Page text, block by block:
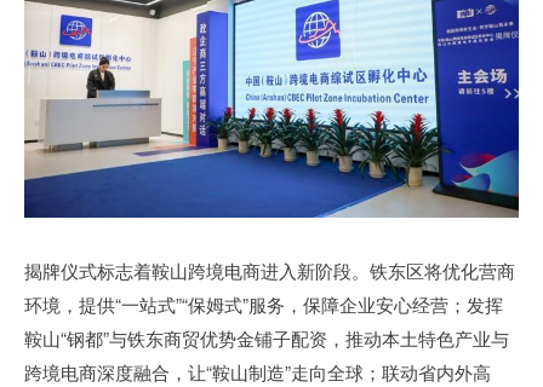
揭牌仪式标志着鞍山跨境电商进入新阶段。铁东区将优化营商
环境，提供“一站式”“保姆式”服务，保障企业安心经营；发挥
鞍山“钢都”与铁东商贸优势金铺子配资，推动本土特色产业与
跨境电商深度融合，让“鞍山制造”走向全球；联动省内外高